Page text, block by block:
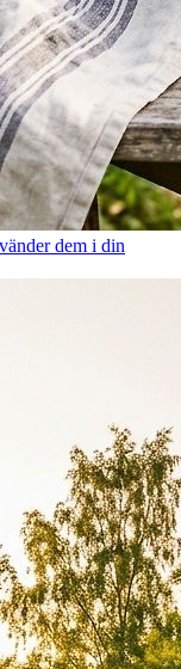
dem i din